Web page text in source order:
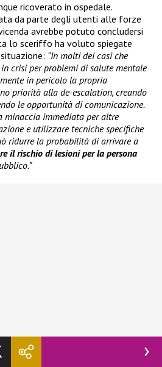
ricoverato in ospedale.
da parte degli utenti alle forze
avrebbe potuto concludersi
lo sceriffo ha voluto spiegate
“In molti dei casi che
crisi per problemi di salute mentale
in pericolo la propria
priorità alla de-escalation, creando
le opportunità di comunicazione.
minaccia immediata per altre
e utilizzare tecniche specifiche
ridurre la probabilità di arrivare a
il rischio di lesioni per la persona